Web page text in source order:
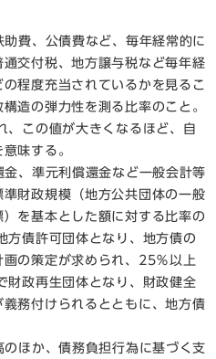
費、公債費など、毎年経常的に
交付税、地方譲与税など毎年経
程度充当されているかを見るこ
造の弾力性を測る比率のこと。
この値が大きくなるほど、自
味する。
、準元利償還金など一般会計等
財政規模（地方公共団体の一般
を基本とした額に対する比率の
方債許可団体となり、地方債の
の策定が求められ、25％以上
財政再生団体となり、財政健全
務付けられるとともに、地方債
ほか、債務負担行為に基づく支